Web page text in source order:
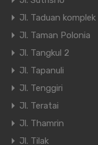
Jl. Taduan
Jl. Taman Polonia
Jl. Tangkul 2
Jl. Tapanuli
Jl. Tenggiri
Jl. Teratai
Jl. Thamrin
Jl. Tilak